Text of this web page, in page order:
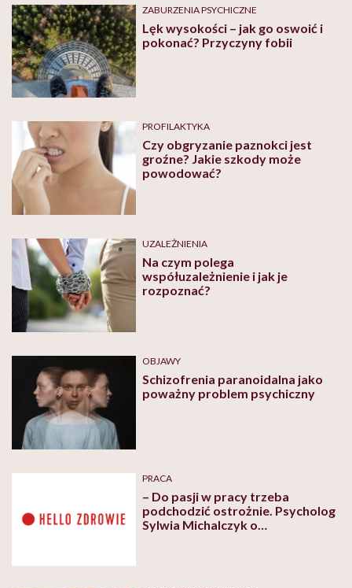
ZABURZENIA PSYCHICZNE
Lęk wysokości – jak go oswoić i
pokonać? Przyczyny fobii
PROFILAKTYKA
Czy obgryzanie paznokci jest
groźne? Jakie szkody może
powodować?
UZALEŻNIENIA
Na czym polega
współuzależnienie i jak je
rozpoznać?
OBJAWY
Schizofrenia paranoidalna jako
poważny problem psychiczny
PRACA
– Do pasji w pracy trzeba
podchodzić ostrożnie. Psycholog
Sylwia Michalczyk o